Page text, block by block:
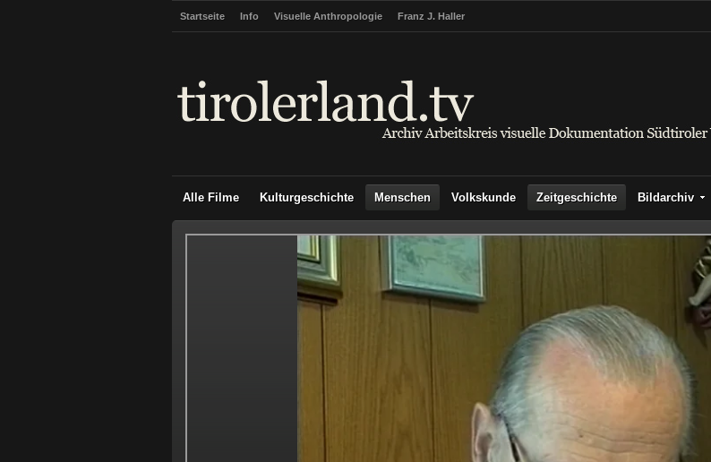
Startseite Info Visuelle Anthropologie Franz J. Haller
Alle Filme Kulturgeschichte Menschen Volkskunde Zeitgeschichte Bildarchiv